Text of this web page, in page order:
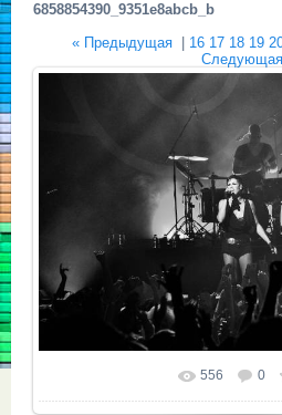
6858854390_9351e8abcb_b
« Предыдущая| 16 17 18 19
Размер фотографии:
556 0